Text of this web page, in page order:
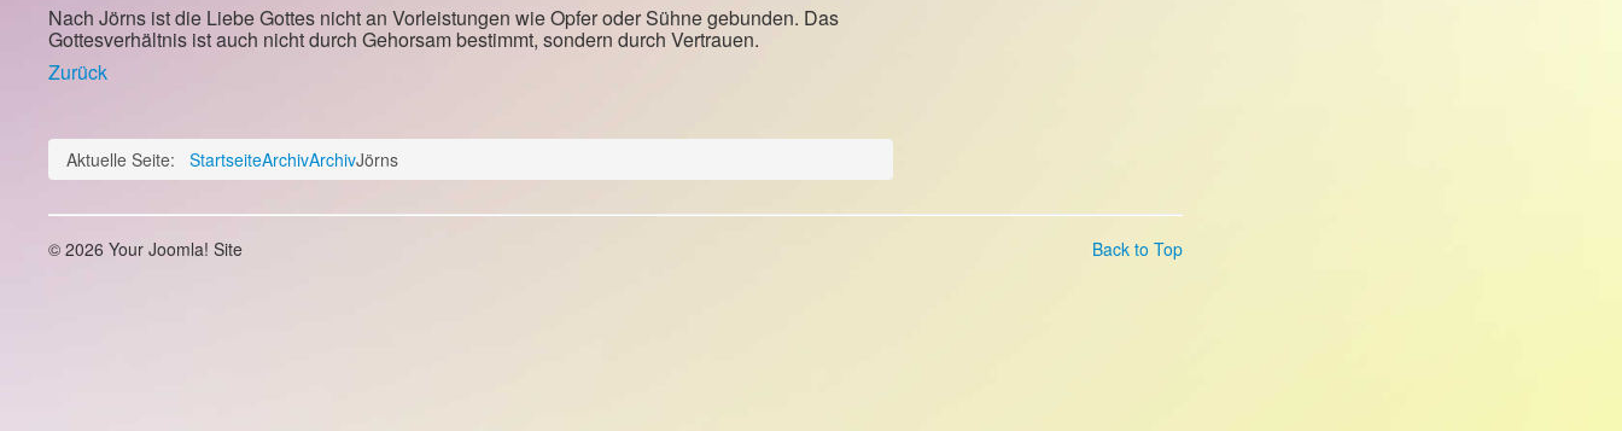
Nach Jörns ist die Liebe Gottes nicht an Vorleistungen wie Opfer oder Sühne gebunden. Das
Gottesverhältnis ist auch nicht durch Gehorsam bestimmt, sondern durch Vertrauen.
Zurück
Aktuelle Seite: StartseiteArchivArchivJörns
Back to Top
© 2026 Your Joomla! Site